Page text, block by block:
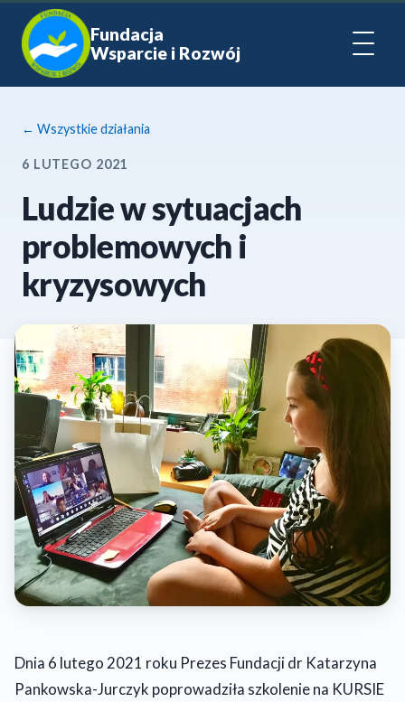
Fundacja
Wsparcie i Rozwój
← Wszystkie działania
6 LUTEGO 2021
Ludzie w sytuacjach
problemowych i
kryzysowych
Dnia 6 lutego 2021 roku Prezes Fundacji dr Katarzyna
Pankowska-Jurczyk poprowadziła szkolenie na KURSIE